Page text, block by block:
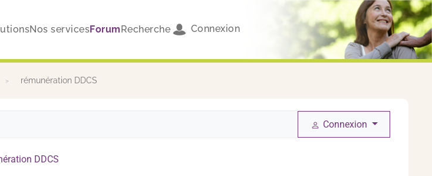
Nos servicesForumRecherche Connexion
rémunération DDCS
Connexion
DDCS